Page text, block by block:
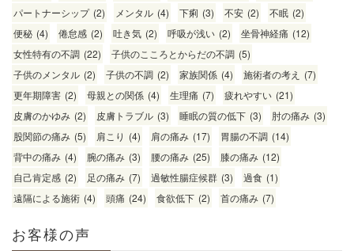
パートナーシップ (2) メンタル (4) 下痢 (3) 不安 (2) 不眠 (2)
便秘 (4) 倦怠感 (2) 吐き気 (2) 呼吸が浅い (2) 坐骨神経痛 (12)
女性特有の不調 (22) 子供のこころとからだの不調 (5)
子供のメンタル (2) 子供の不調 (2) 家族関係 (4) 施術者の考え (7)
更年期障害 (2) 母親との関係 (4) 生理痛 (7) 疲れやすい (21)
皮膚のかゆみ (2) 皮膚トラブル (3) 睡眠の質の低下 (3) 肘の痛み (3)
股関節の痛み (5) 肩こり (4) 肩の痛み (17) 胃腸の不調 (14)
背中の痛み (4) 腕の痛み (3) 腰の痛み (25) 膝の痛み (12)
自己肯定感 (2) 足の痛み (7) 過敏性腸症候群 (3) 過食 (1)
遠隔による施術 (4) 頭痛 (24) 食欲低下 (2) 首の痛み (7)
お客様の声